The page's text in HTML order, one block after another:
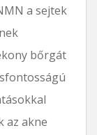
a sejtek
bőrgát
az akne